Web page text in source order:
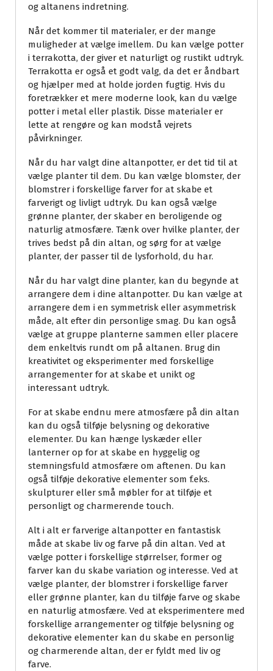
og altanens indretning.
Når det kommer til materialer, er der mange
muligheder at vælge imellem. Du kan vælge potter
i terrakotta, der giver et naturligt og rustikt udtryk.
Terrakotta er også et godt valg, da det er åndbart
og hjælper med at holde jorden fugtig. Hvis du
foretrækker et mere moderne look, kan du vælge
potter i metal eller plastik. Disse materialer er
lette at rengøre og kan modstå vejrets
påvirkninger.
Når du har valgt dine altanpotter, er det tid til at
vælge planter til dem. Du kan vælge blomster, der
blomstrer i forskellige farver for at skabe et
farverigt og livligt udtryk. Du kan også vælge
grønne planter, der skaber en beroligende og
naturlig atmosfære. Tænk over hvilke planter, der
trives bedst på din altan, og sørg for at vælge
planter, der passer til de lysforhold, du har.
Når du har valgt dine planter, kan du begynde at
arrangere dem i dine altanpotter. Du kan vælge at
arrangere dem i en symmetrisk eller asymmetrisk
måde, alt efter din personlige smag. Du kan også
vælge at gruppe planterne sammen eller placere
dem enkeltvis rundt om på altanen. Brug din
kreativitet og eksperimenter med forskellige
arrangementer for at skabe et unikt og
interessant udtryk.
For at skabe endnu mere atmosfære på din altan
kan du også tilføje belysning og dekorative
elementer. Du kan hænge lyskæder eller
lanterner op for at skabe en hyggelig og
stemningsfuld atmosfære om aftenen. Du kan
også tilføje dekorative elementer som f.eks.
skulpturer eller små møbler for at tilføje et
personligt og charmerende touch.
Alt i alt er farverige altanpotter en fantastisk
måde at skabe liv og farve på din altan. Ved at
vælge potter i forskellige størrelser, former og
farver kan du skabe variation og interesse. Ved at
vælge planter, der blomstrer i forskellige farver
eller grønne planter, kan du tilføje farve og skabe
en naturlig atmosfære. Ved at eksperimentere med
forskellige arrangementer og tilføje belysning og
dekorative elementer kan du skabe en personlig
og charmerende altan, der er fyldt med liv og
farve.